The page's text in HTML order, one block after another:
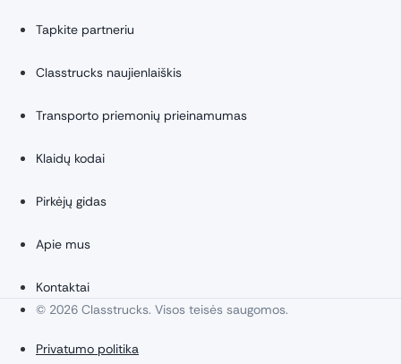
Tapkite partneriu
Classtrucks naujienlaiškis
Transporto priemonių prieinamumas
Klaidų kodai
Pirkėjų gidas
Apie mus
Kontaktai
© 2026 Classtrucks. Visos teisės saugomos.
Privatumo politika